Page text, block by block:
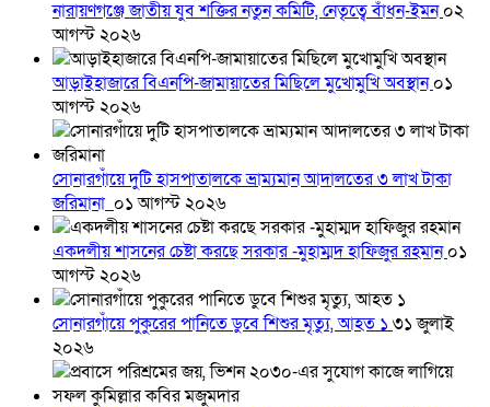
নারায়ণগঞ্জে জাতীয় যুব শক্তির নতুন কমিটি, নেতৃত্বে বাঁধন-ইমন০২
আগস্ট ২০২৬
আড়াইহাজারে বিএনপি-জামায়াতের মিছিলে মুখোমুখি অবস্থান০১
আগস্ট ২০২৬
সোনারগাঁয়ে দুটি হাসপাতালকে ভ্রাম্যমান আদালতের ৩ লাখ টাকা
জরিমানা ০১ আগস্ট ২০২৬
একদলীয় শাসনের চেষ্টা করছে সরকার -মুহাম্মদ হাফিজুর রহমান০১
আগস্ট ২০২৬
সোনারগাঁয়ে পুকুরের পানিতে ডুবে শিশুর মৃত্যু, আহত ১ ৩১ জুলাই
২০২৬